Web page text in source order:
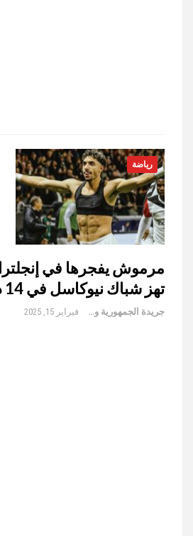
رياضة
مرموش يفجرها في
تهز شباك نيوكاسل في 14 دقيقة!
جريدة الجمهورية والعالم فبراير 15, 2025